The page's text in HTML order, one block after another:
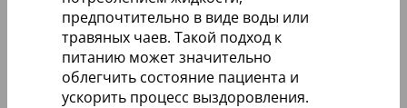
предпочтительно в виде воды или
травяных чаев. Такой подход к
питанию может значительно
облегчить состояние пациента и
ускорить процесс выздоровления.